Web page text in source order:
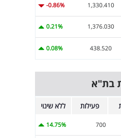
1,330.410
-0.86%
1,376.030
0.21%
438.520
0.08%
בת"א
פעילות ללא שינוי
700
14.75%